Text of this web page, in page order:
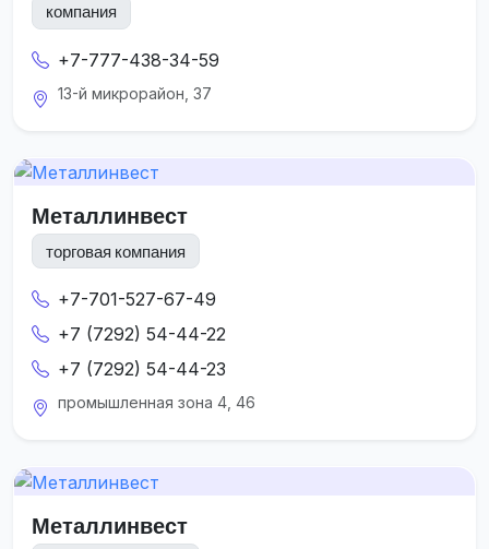
компания
+7-777-438-34-59
13-й микрорайон, 37
Металлинвест
торговая компания
+7-701-527-67-49
+7 (7292) 54-44-22
+7 (7292) 54-44-23
промышленная зона 4, 46
Металлинвест